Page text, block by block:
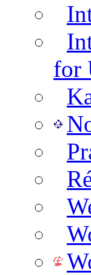
for